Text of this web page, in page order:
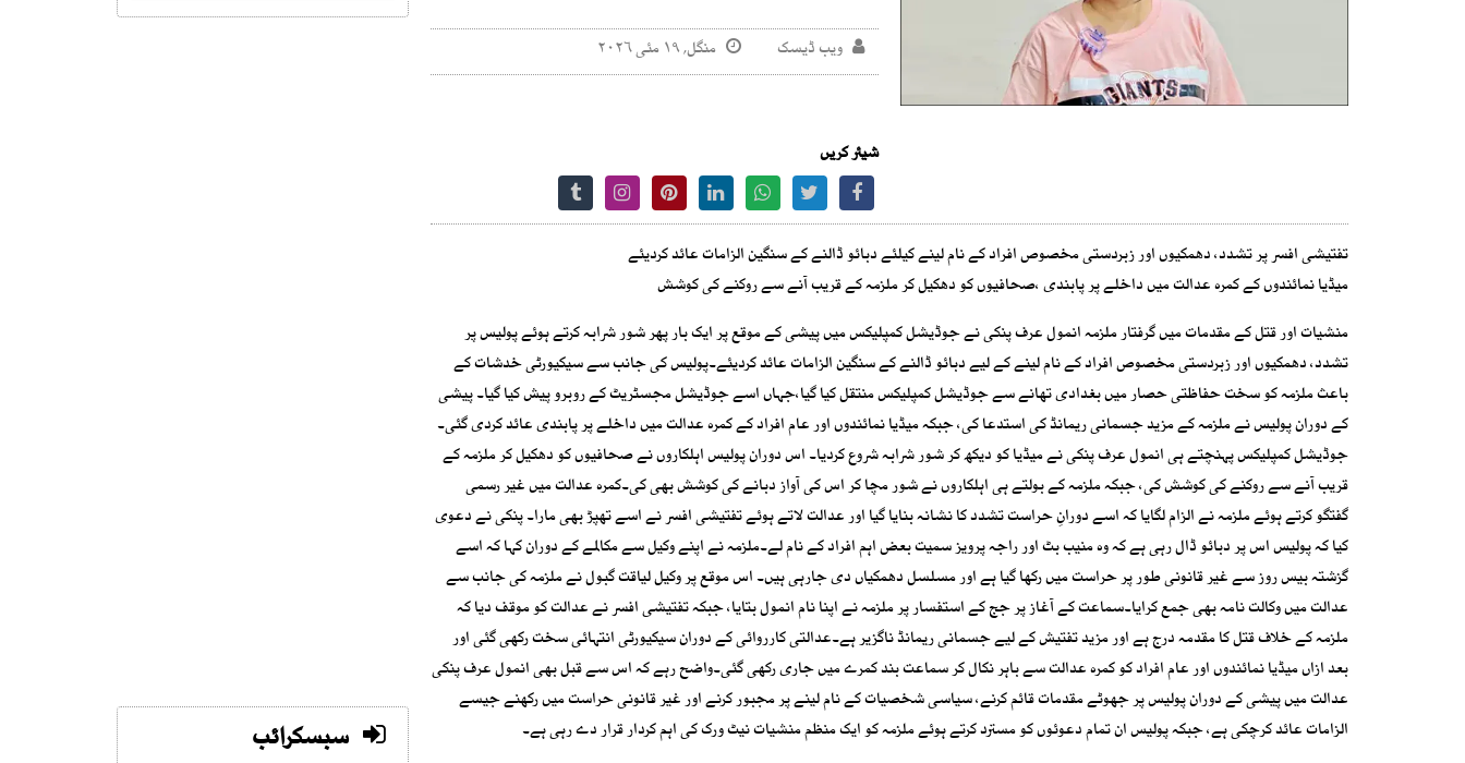
ویب ڈیسک منگل, ۱۹ مئی ۲۰۲۶
شیئر کریں
تفتیشی افسر پر تشدد، دھمکیوں اور زبردستی مخصوص افراد کے نام لینے کیلئے دبائو ڈالنے کے سنگین الزامات عائد کردیئے
میڈیا نمائندوں کے کمرہ عدالت میں داخلے پر پابندی ،صحافیوں کو دھکیل کر ملزمہ کے قریب آنے سے روکنے کی کوشش
منشیات اور قتل کے مقدمات میں گرفتار ملزمہ انمول عرف پنکی نے جوڈیشل کمپلیکس میں پیشی کے موقع پر ایک بار پھر شور شرابہ کرتے ہوئے پولیس پر
تشدد، دھمکیوں اور زبردستی مخصوص افراد کے نام لینے کے لیے دبائو ڈالنے کے سنگین الزامات عائد کردیئے۔پولیس کی جانب سے سیکیورٹی خدشات کے
باعث ملزمہ کو سخت حفاظتی حصار میں بغدادی تھانے سے جوڈیشل کمپلیکس منتقل کیا گیا،جہاں اسے جوڈیشل مجسٹریٹ کے روبرو پیش کیا گیا۔ پیشی
کے دوران پولیس نے ملزمہ کے مزید جسمانی ریمانڈ کی استدعا کی، جبکہ میڈیا نمائندوں اور عام افراد کے کمرہ عدالت میں داخلے پر پابندی عائد کردی گئی۔
جوڈیشل کمپلیکس پہنچتے ہی انمول عرف پنکی نے میڈیا کو دیکھ کر شور شرابہ شروع کردیا۔ اس دوران پولیس اہلکاروں نے صحافیوں کو دھکیل کر ملزمہ کے
قریب آنے سے روکنے کی کوشش کی، جبکہ ملزمہ کے بولتے ہی اہلکاروں نے شور مچا کر اس کی آواز دبانے کی کوشش بھی کی۔کمرہ عدالت میں غیر رسمی
گفتگو کرتے ہوئے ملزمہ نے الزام لگایا کہ اسے دورانِ حراست تشدد کا نشانہ بنایا گیا اور عدالت لاتے ہوئے تفتیشی افسر نے اسے تھپڑ بھی مارا۔ پنکی نے دعوی
کیا کہ پولیس اس پر دبائو ڈال رہی ہے کہ وہ منیب بٹ اور راجہ پرویز سمیت بعض اہم افراد کے نام لے۔ملزمہ نے اپنے وکیل سے مکالمے کے دوران کہا کہ اسے
گزشتہ بیس روز سے غیر قانونی طور پر حراست میں رکھا گیا ہے اور مسلسل دھمکیاں دی جارہی ہیں۔ اس موقع پر وکیل لیاقت گبول نے ملزمہ کی جانب سے
عدالت میں وکالت نامہ بھی جمع کرایا۔سماعت کے آغاز پر جج کے استفسار پر ملزمہ نے اپنا نام انمول بتایا، جبکہ تفتیشی افسر نے عدالت کو موقف دیا کہ
ملزمہ کے خلاف قتل کا مقدمہ درج ہے اور مزید تفتیش کے لیے جسمانی ریمانڈ ناگزیر ہے۔عدالتی کارروائی کے دوران سیکیورٹی انتہائی سخت رکھی گئی اور
بعد ازاں میڈیا نمائندوں اور عام افراد کو کمرہ عدالت سے باہر نکال کر سماعت بند کمرے میں جاری رکھی گئی۔واضح رہے کہ اس سے قبل بھی انمول عرف پنکی
عدالت میں پیشی کے دوران پولیس پر جھوٹے مقدمات قائم کرنے، سیاسی شخصیات کے نام لینے پر مجبور کرنے اور غیر قانونی حراست میں رکھنے جیسے
الزامات عائد کرچکی ہے، جبکہ پولیس ان تمام دعوئوں کو مسترد کرتے ہوئے ملزمہ کو ایک منظم منشیات نیٹ ورک کی اہم کردار قرار دے رہی ہے۔
سبسکرائب